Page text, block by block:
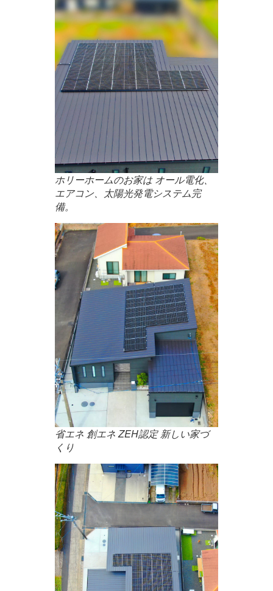
ホリーホームのお家は オール電化、
エアコン、太陽光発電システム完
備。
省エネ 創エネ ZEH認定 新しい家づ
くり